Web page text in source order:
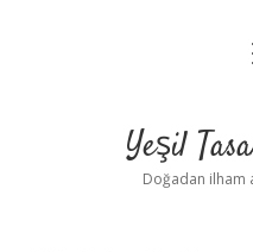
Yeşil
Doğadan ilham